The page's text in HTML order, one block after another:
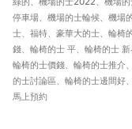
停車場、 機場的士輪候、 機場
士、 福特、 豪華大的士、 輪椅
錢、 輪椅的士 平、 輪椅的士 新
輪椅的士價錢、 輪椅的士推介、
的士討論區、 輪椅的士邊間好、
馬上預約